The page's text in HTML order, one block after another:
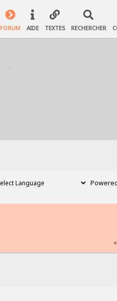
FORUM AIDE TEXTES RECHERCHER